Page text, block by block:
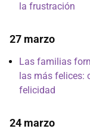
la frustración
27 marzo
Las familias
las más felices:
felicidad
24 marzo